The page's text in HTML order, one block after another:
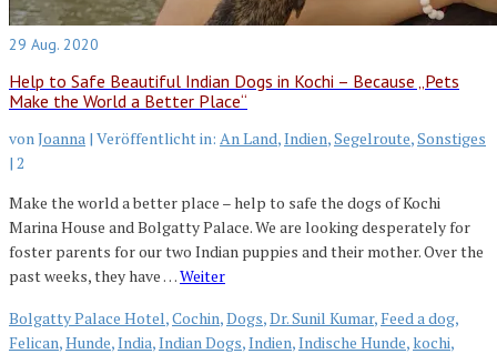
29 Aug. 2020
Help to Safe Beautiful Indian Dogs in Kochi – Because „Pets
Make the World a Better Place“
von Joanna | Veröffentlicht in: An Land,Indien,Segelroute,Sonstiges
| 2
Make the world a better place – help to safe the dogs of Kochi
Marina House and Bolgatty Palace. We are looking desperately for
foster parents for our two Indian puppies and their mother. Over the
past weeks, they have …Weiter
Bolgatty Palace Hotel,Cochin,Dogs,Dr. Sunil Kumar, Feed a dog,
Felican,Hunde,India,Indian Dogs,Indien,Indische Hunde, kochi,